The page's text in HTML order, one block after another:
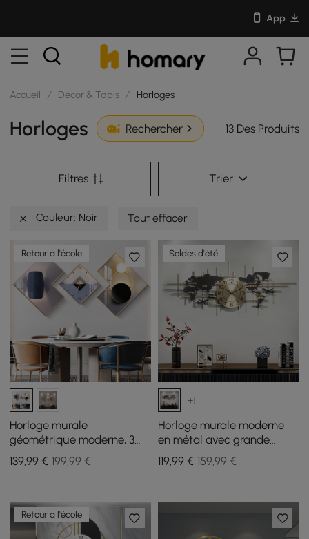
App
Accueil / Décor & Tapis / Horloges
Horloges Rechercher 13 Des Produits
Filtres Trier
Couleur: Noir Tout effacer
Retour à l'école
Horloge murale
géométrique moderne, 3
pièces, ensemble de
décoration, peinture sur
139,99 € 199,99 €
Soldes d'été
+1
Horloge murale moderne
en métal avec grande
carte, 960 mm, décoration
créative et silencieuse, art
119,99€ 159,99 €
Retour à l'école